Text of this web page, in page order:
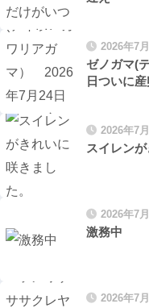
2026年7
ゼノガマ(
日ついに産
2026年7
スイレンが
2026年7
激務中
2026年7